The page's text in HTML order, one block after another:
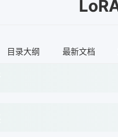
目录大纲 最新文档